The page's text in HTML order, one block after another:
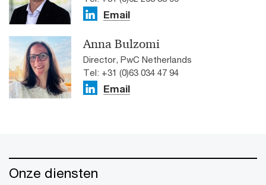
Email
Anna Bulzomi
Director, PwC Netherlands
Tel: +31 (0)63 034 47 94
Email
Onze diensten